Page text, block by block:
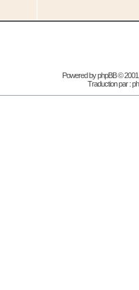
Powered byphpBB©
Traduction par :